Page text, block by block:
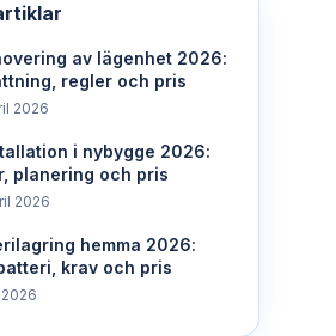
av lägenhet 2026:
regler och pris
2026
i nybygge 2026:
planering och pris
2026
hemma 2026:
krav och pris